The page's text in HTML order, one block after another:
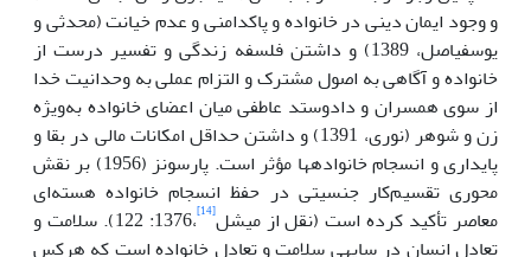
و وجود ایمان دینی در خانواده و پاک­دامنی و عدم خیانت (محدثی و
یوسفی­اصل، 1389) و داشتن فلسفه زندگی و تفسیر درست از
خانواده و آگاهی به اصول مشترک و التزام عملی به وحدانیت خدا
از سوی همسران­ و دادوستد عاطفی میان اعضای خانواده به‌ویژه
زن و شوهر (­نوری، 1391) و داشتن حداقل امکانات مالی در بقا و
پایداری و انسجام خانواده­ها مؤثر است. پارسونز (1956) بر نقش
محوری تقسیم‌کار جنسیتی در حفظ انسجام خانواده هسته‌ای
معاصر تأکید کرده است (نقل از میشل[14]
،1376: 122). سلامت و
تعادل انسان در سایه­ی سلامت و تعادل خانواده است که هرکس